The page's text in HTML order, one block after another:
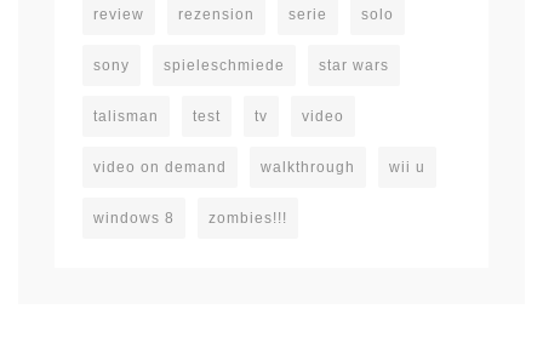
review rezension serie solo
sony spieleschmiede star wars
talisman test tv video
video on demand walkthrough wii u
windows 8 zombies!!!